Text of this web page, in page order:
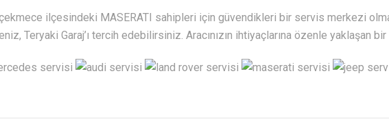
ilçesindeki MASERATI sahipleri için güvendikleri bir servis merkezi
Teryaki Garaj’ı tercih edebilirsiniz. Aracınızın ihtiyaçlarına özenle yaklaşan